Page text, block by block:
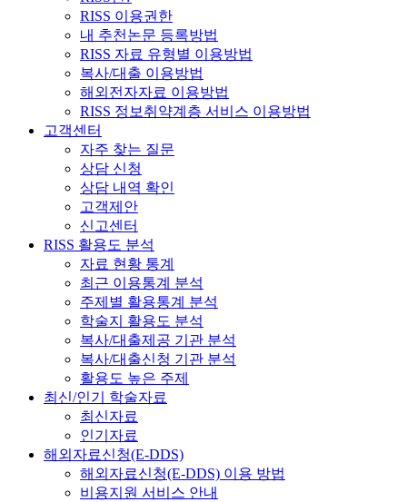
RISS 이용권한
내 추천논문 등록방법
RISS 자료 유형별 이용방법
복사/대출 이용방법
해외전자자료 이용방법
RISS 정보취약계층 서비스 이용방법
고객센터
자주 찾는 질문
상담 신청
상담 내역 확인
고객제안
신고센터
RISS 활용도 분석
자료 현황 통계
최근 이용통계 분석
주제별 활용통계 분석
학술지 활용도 분석
복사/대출제공 기관 분석
복사/대출신청 기관 분석
활용도 높은 주제
최신/인기 학술자료
최신자료
인기자료
해외자료신청(E-DDS)
해외자료신청(E-DDS) 이용 방법
비용지원 서비스 안내